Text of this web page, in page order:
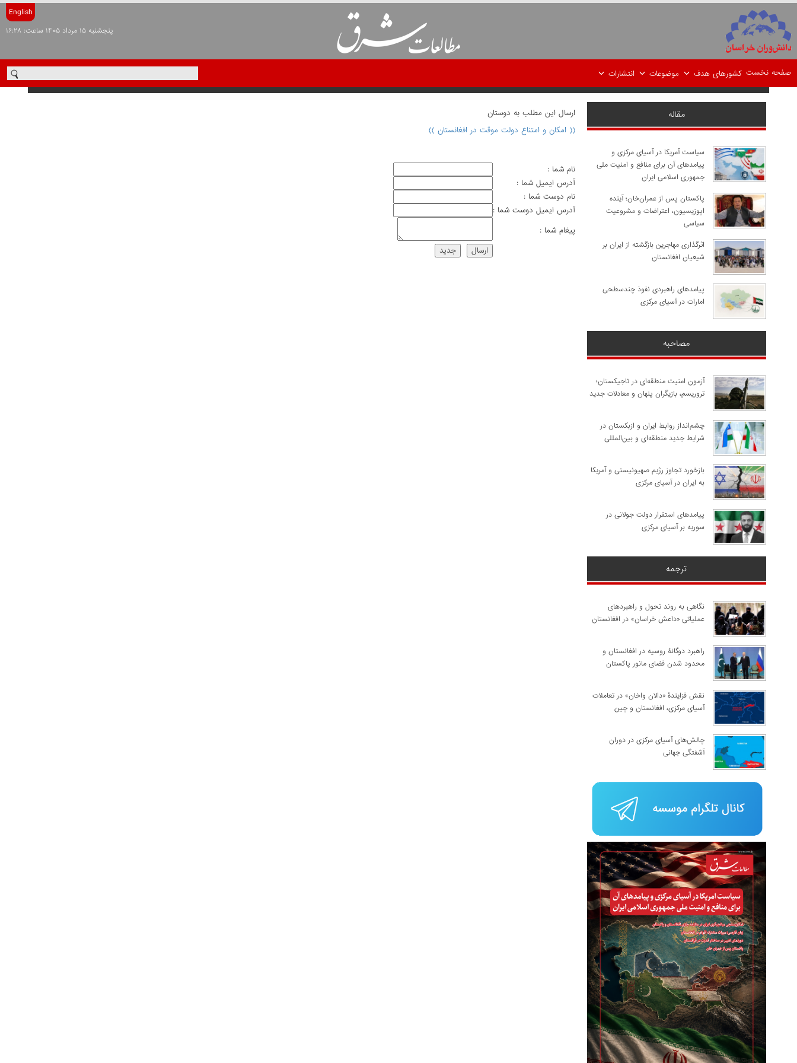
English
پنجشنبه ۱۵ مرداد ۱۴۰۵ ساعت: ۱۶:۲۸
صفحه نخست کشورهای هدف موضوعات انتشارات
مقاله
سیاست آمریکا در آسیای مرکزی و
پیامدهای آن برای منافع و امنیت ملی
جمهوری اسلامی ایران
پاکستان پس از عمران‌خان؛ آینده
اپوزیسیون، اعتراضات و مشروعیت
سیاسی
اثرگذاری مهاجرین بازگشته از ایران بر
شیعیان افغانستان
پیامدهای راهبردی نفوذ چندسطحی
امارات در آسیای مرکزی
مصاحبه
آزمون امنیت منطقه‌ای در تاجیکستان؛
تروریسم، بازیگران پنهان و معادلات جدید
چشم‌انداز روابط ایران و ازبکستان در
شرایط جدید منطقه‌ای و بین‌المللی
​بازخورد تجاوز رژیم صهیونیستی و آمریکا
به ایران در آسیای مرکزی
پیامدهای استقرار دولت جولانی در
سوریه بر آسیای مرکزی
ترجمه
نگاهی به روند تحول و راهبردهای
عملیاتی «داعش خراسان» در افغانستان
راهبرد دوگانۀ روسیه در افغانستان و
محدود شدن فضای مانور پاکستان
نقش فزایندۀ «دالان واخان» در تعاملات
آسیای مرکزی، افغانستان و چین
چالش‌های آسیای مرکزی در دوران
آشفتگی جهانی
ارسال اين مطلب به دوستان
(( امکان و امتناع دولت موقت در افغانستان ))
نام شما :
آدرس ايميل شما :
نام دوست شما :
آدرس ايميل دوست شما :
پيغام شما :
ارسال
جديد